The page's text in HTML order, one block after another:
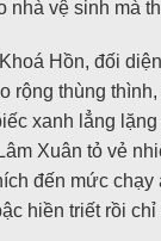
nhà vệ sinh mà
Hồn, đối
rộng thùng
xanh lẳng
Xuân tỏ vẻ
đến mức
hiền triết rồi chỉ